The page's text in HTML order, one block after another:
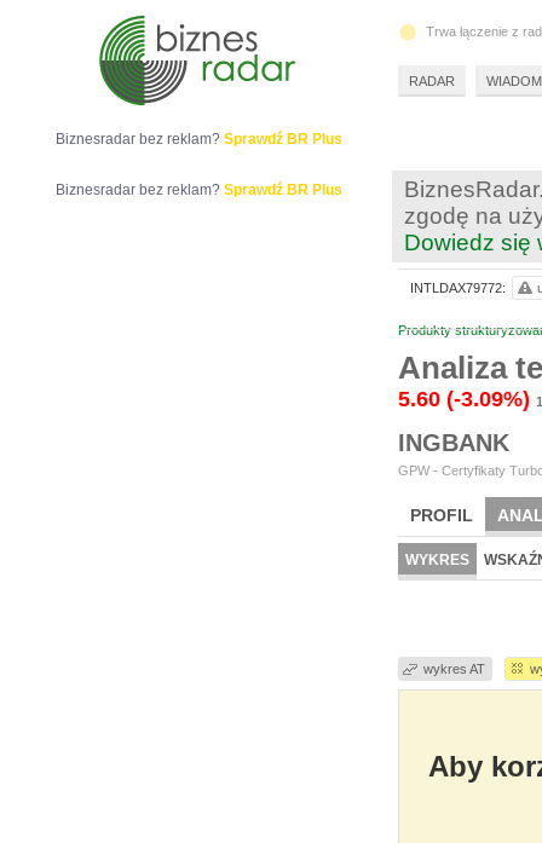
zgodę na
Dowiedz się
Produkty
Analiza
5.60 (-3.09%)
INGBANK
GPW - Certyfikaty
PROFIL
WYKRES
wykres AT
Aby
INTLDAX79772:
Biznesradar bez reklam? Sprawdź BR Plus
Biznesradar bez reklam? Sprawdź BR Plus
Trwa łączenie z
RADAR